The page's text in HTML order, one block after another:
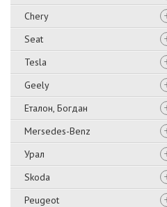
Chery
Seat
Tesla
Geely
Еталон, Богдан
Mersedes-Benz
Урал
Skoda
Peugeot